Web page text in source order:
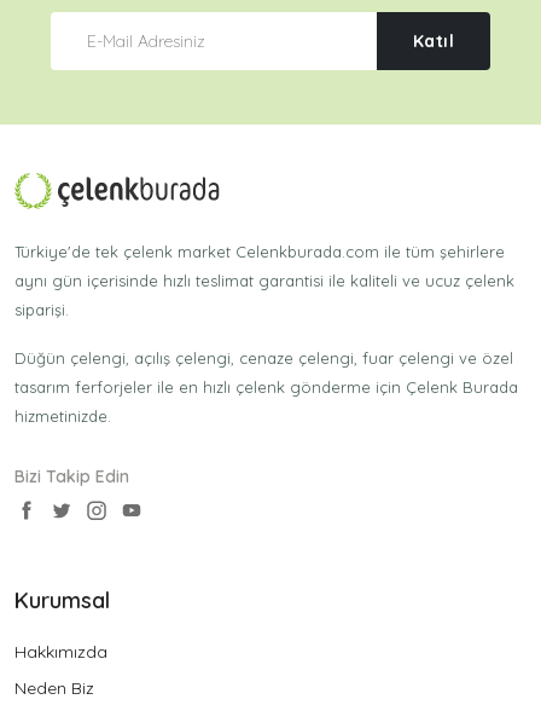
Katıl
Türkiye'de tek çelenk market Celenkburada.com ile tüm şehirlere
aynı gün içerisinde hızlı teslimat garantisi ile kaliteli ve ucuz çelenk
siparişi.
Düğün çelengi, açılış çelengi, cenaze çelengi, fuar çelengi ve özel
tasarım ferforjeler ile en hızlı çelenk gönderme için Çelenk Burada
hizmetinizde.
Bizi Takip Edin
Kurumsal
Hakkımızda
Neden Biz